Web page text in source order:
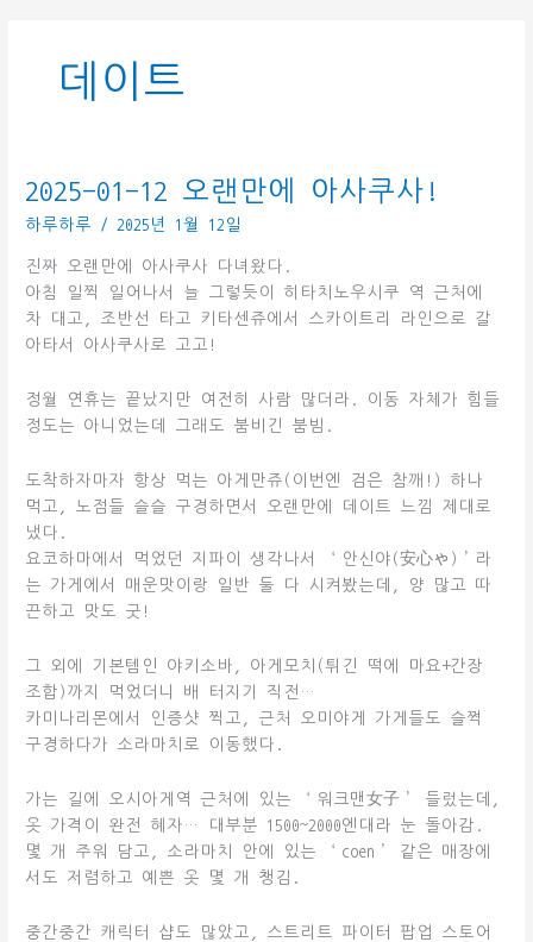
데이트
2025-01-12 오랜만에 아사쿠사!
하루하루 / 2025년 1월 12일
진짜 오랜만에 아사쿠사 다녀왔다.
아침 일찍 일어나서 늘 그렇듯이 히타치노우시쿠 역 근처에
차 대고, 조반선 타고 키타센쥬에서 스카이트리 라인으로 갈
아타서 아사쿠사로 고고!
정월 연휴는 끝났지만 여전히 사람 많더라. 이동 자체가 힘들
정도는 아니었는데 그래도 붐비긴 붐빔.
도착하자마자 항상 먹는 아게만쥬(이번엔 검은 참깨!) 하나
먹고, 노점들 슬슬 구경하면서 오랜만에 데이트 느낌 제대로
냈다.
요코하마에서 먹었던 지파이 생각나서 ‘안신야(安心や)’라
는 가게에서 매운맛이랑 일반 둘 다 시켜봤는데, 양 많고 따
끈하고 맛도 굿!
그 외에 기본템인 야키소바, 아게모치(튀긴 떡에 마요+간장
조합)까지 먹었더니 배 터지기 직전…
카미나리몬에서 인증샷 찍고, 근처 오미야게 가게들도 슬쩍
구경하다가 소라마치로 이동했다.
가는 길에 오시아게역 근처에 있는 ‘워크맨女子’ 들렀는데,
옷 가격이 완전 혜자… 대부분 1500~2000엔대라 눈 돌아감.
몇 개 주워 담고, 소라마치 안에 있는 ‘coen’ 같은 매장에
서도 저렴하고 예쁜 옷 몇 개 챙김.
중간중간 캐릭터 샵도 많았고, 스트리트 파이터 팝업 스토어